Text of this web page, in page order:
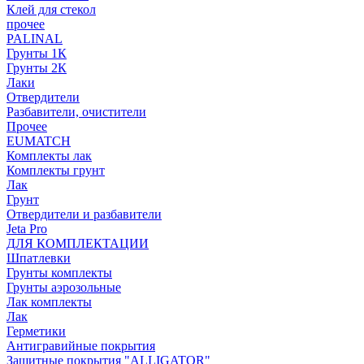
Клей для стекол
прочее
PALINAL
Грунты 1К
Грунты 2К
Лаки
Отвердители
Разбавители, очистители
Прочее
EUMATCH
Комплекты лак
Комплекты грунт
Лак
Грунт
Отвердители и разбавители
Jeta Pro
ДЛЯ КОМПЛЕКТАЦИИ
Шпатлевки
Грунты комплекты
Грунты аэрозольные
Лак комплекты
Лак
Герметики
Антигравийные покрытия
Защитные покрытия "ALLIGATOR"